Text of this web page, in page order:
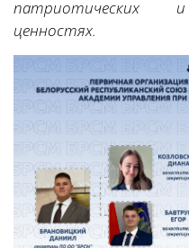
патриотических и
ценностях.